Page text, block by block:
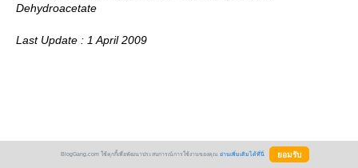
Dehydroacetate
Last Update : 1 April 2009
BlogGang.com ใช้คุกกี้เพื่อพัฒนาประสบการณ์การใช้งานของคุณ อ่านเพิ่มเติมได้ที่นี่